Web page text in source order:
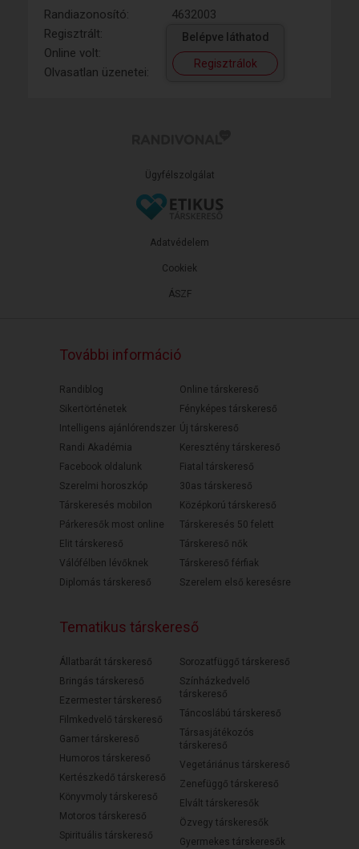
Randiazonosító:
4632003
Regisztrált:
Online volt:
Olvasatlan üzenetei:
Belépve láthatod
Regisztrálok
Ügyfélszolgálat
ÁSZF
Adatvédelem
Cookiek
További információ
Randiblog
Sikertörténetek
Intelligens ajánlórendszer
Randi Akadémia
Facebook oldalunk
Szerelmi horoszkóp
Társkeresés mobilon
Párkeresők most online
Elit társkereső
Válófélben lévőknek
Diplomás társkereső
Online társkereső
Fényképes társkereső
Új társkereső
Keresztény társkereső
Fiatal társkereső
30as társkereső
Középkorú társkereső
Társkeresés 50 felett
Társkereső nők
Társkereső férfiak
Szerelem első keresésre
Tematikus társkereső
Állatbarát társkereső
Bringás társkereső
Ezermester társkereső
Filmkedvelő társkereső
Gamer társkereső
Humoros társkereső
Kertészkedő társkereső
Könyvmoly társkereső
Motoros társkereső
Spirituális társkereső
Sorozatfüggő társkereső
Színházkedvelő
társkereső
Táncoslábú társkereső
Társasjátékozós
társkereső
Vegetáriánus társkereső
Zenefüggő társkereső
Elvált társkeresők
Özvegy társkeresők
Gyermekes társkeresők